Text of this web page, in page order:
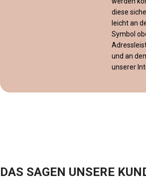
diese
leicht an
Symbol
und an
unserer
DAS SAGEN UNSERE